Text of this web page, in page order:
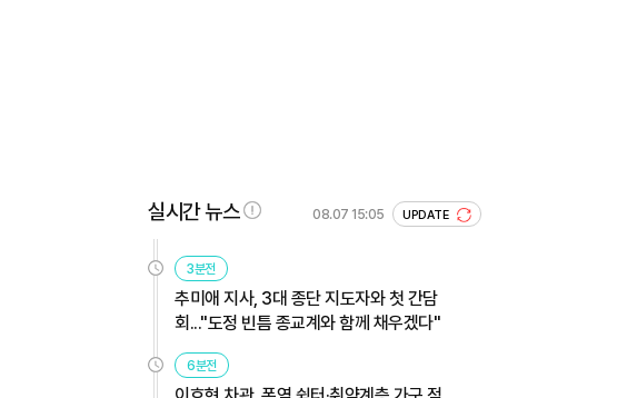
실시간 뉴스 08.07 15:05 UPDATE
3분전
추미애 지사, 3대 종단 지도자와 첫 간담
회..."도정 빈틈 종교계와 함께 채우겠다"
6분전